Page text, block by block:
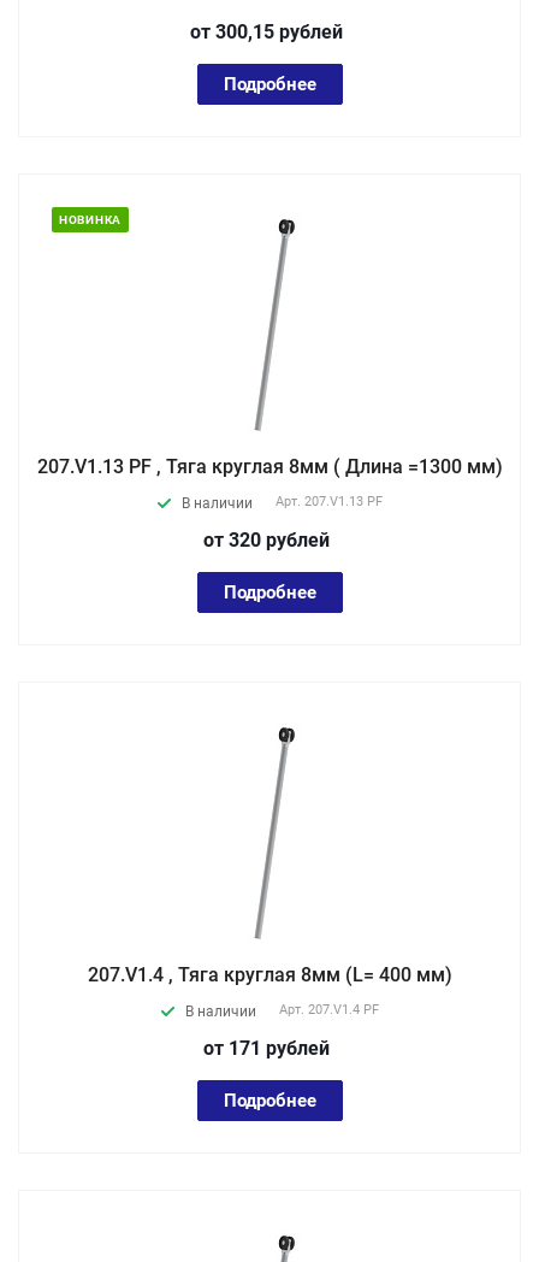
от 300,15 рублей
Подробнее
НОВИНКА
207.V1.13 PF , Тяга круглая 8мм ( Длина =1300 мм)
В наличии Арт. 207.V1.13 PF
от 320 рублей
Подробнее
207.V1.4 , Тяга круглая 8мм (L= 400 мм)
В наличии Арт. 207.V1.4 PF
от 171 рублей
Подробнее